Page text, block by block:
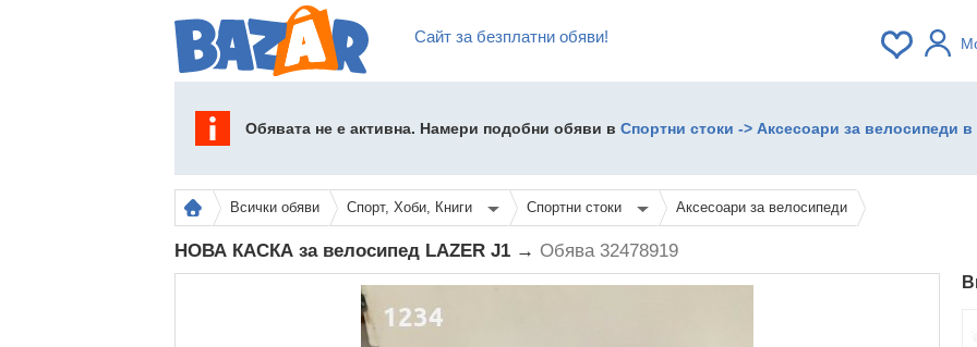
Сайт за безплатни обяви!
Обявата не е активна. Намери подобни обяви в Спортни стоки -> Аксесоари за велосипеди в
Всички обяви Спорт, Хоби, Книги Спортни стоки Аксесоари за велосипеди
НОВА КАСКА за велосипед LAZER J1 → Обява 32478919